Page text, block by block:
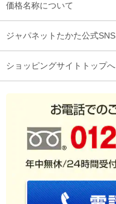
価格名称について
ジャパネットたかた公式SNS
ショッピングサイトトップへ